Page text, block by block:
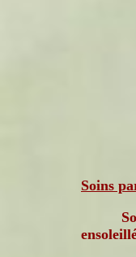
Soins